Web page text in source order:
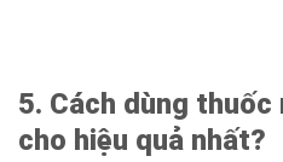
5. Cách dùng thuốc
cho hiệu quả nhất?